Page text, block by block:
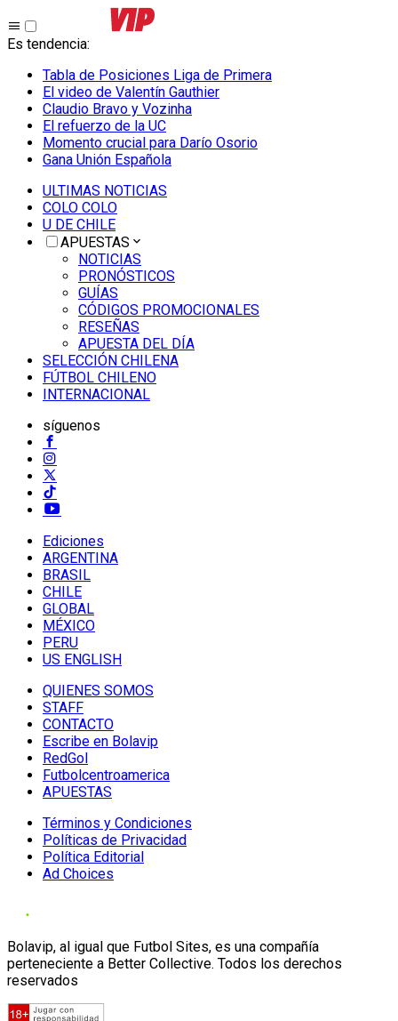
Es tendencia:
Tabla de Posiciones Liga de Primera
El video de Valentín Gauthier
Claudio Bravo y Vozinha
El refuerzo de la UC
Momento crucial para Darío Osorio
Gana Unión Española
ULTIMAS NOTICIAS
COLO COLO
U DE CHILE
APUESTAS
NOTICIAS
PRONÓSTICOS
GUÍAS
CÓDIGOS PROMOCIONALES
RESEÑAS
APUESTA DEL DÍA
SELECCIÓN CHILENA
FÚTBOL CHILENO
INTERNACIONAL
síguenos
Ediciones
ARGENTINA
BRASIL
CHILE
GLOBAL
MÉXICO
PERU
US ENGLISH
QUIENES SOMOS
STAFF
CONTACTO
Escribe en Bolavip
RedGol
Futbolcentroamerica
APUESTAS
Términos y Condiciones
Políticas de Privacidad
Política Editorial
Ad Choices
Bolavip, al igual que Futbol Sites, es una compañía
perteneciente a Better Collective. Todos los derechos
reservados